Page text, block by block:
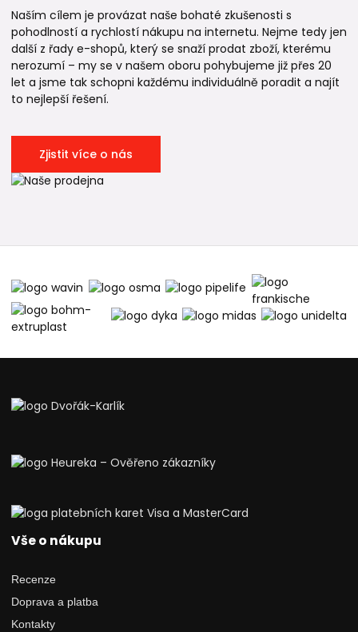
Naším cílem je provázat naše bohaté zkušenosti s
pohodlností a rychlostí nákupu na internetu. Nejme tedy jen
další z řady e-shopů, který se snaží prodat zboží, kterému
nerozumí – my se v našem oboru pohybujeme již přes 20
let a jsme tak schopni každému individuálně poradit a najít
to nejlepší řešení.
Zjistit více o nás
Vše o nákupu
Recenze
Doprava a platba
Kontakty